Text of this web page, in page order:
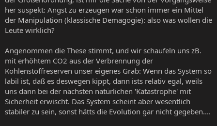
her suspekt: Angst zu erzeugen war schon immer ein Mittel
der Manipulation (klassische Demagogie): also was wollen die
Leute wirklich?
Angenommen die These stimmt, und wir schaufeln uns zB.
mit erhöhtem CO2 aus der Verbrennung der
Kohlenstoffreserven unser eigenes Grab: Wenn das System so
labil ist, daß es deswegen kippt, dann ists relativ egal, weils
uns dann bei der nächsten natürlichen 'Katastrophe' mit
Sicherheit erwischt. Das System scheint aber wesentlich
stabiler zu sein, sonst hätts die Evolution gar nicht gegeben....